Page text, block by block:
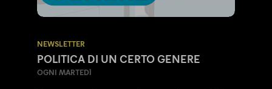
NEWSLETTER
POLITICA DI UN CERTO GENERE
OGNI MARTEDÌ